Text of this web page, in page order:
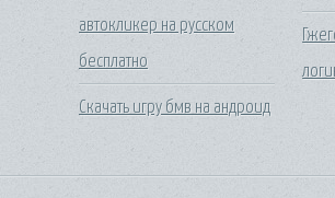
автокликер на русском
бесплатно
Скачать игру бмв на андроид